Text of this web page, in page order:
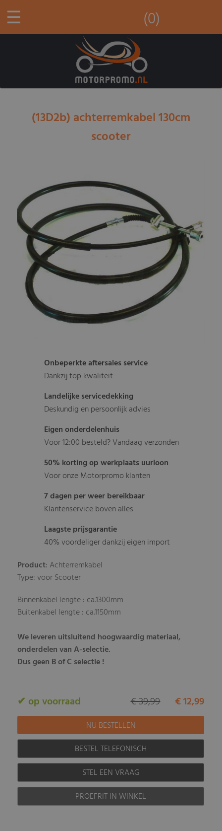
☰ (0)
(13D2b) achterremkabel 130cm
scooter
Onbeperkte aftersales service
Dankzij top kwaliteit
Landelijke servicedekking
Deskundig en persoonlijk advies
Eigen onderdelenhuis
Voor 12:00 besteld? Vandaag verzonden
50% korting op werkplaats uurloon
Voor onze Motorpromo klanten
7 dagen per weer bereikbaar
Klantenservice boven alles
Laagste prijsgarantie
40% voordeliger dankzij eigen import
Product: Achterremkabel
Type: voor Scooter
Binnenkabel lengte : ca.1300mm
Buitenkabel lengte : ca.1150mm
We leveren uitsluitend hoogwaardig materiaal,
onderdelen van A-selectie.
Dus geen B of C selectie !
✔ op voorraad € 12,99
€ 39,99
BESTEL TELEFONISCH
STEL EEN VRAAG
PROEFRIT IN WINKEL